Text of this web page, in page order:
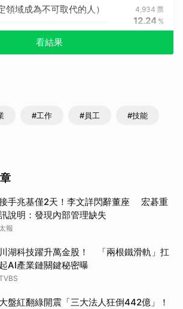
領域成為不可取代的人） 4,934 票
12.24 %
看結果
#工作 #員工 #技能
手兆基僅2天！李文詳閃辭董座 宏碁重
說明：發現內部管理缺失
太報
川湖科技躍升萬金股！ 「兩根鐵滑軌」扛
起AI產業鏈關鍵秘密曝
大盤紅翻綠開震「三大法人狂倒442億」！